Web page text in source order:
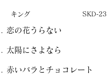
キング SKD-23
恋の花うらない
太陽にさよなら
赤いバラとチョコレート